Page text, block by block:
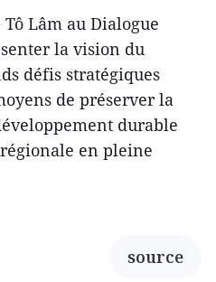
Lâm au Dialogue
la vision du
défis stratégiques
de préserver la
durable
en pleine
source